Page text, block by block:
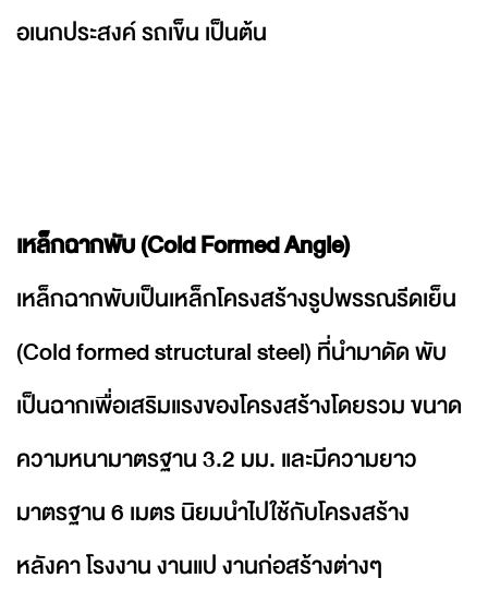
อเนกประสงค์ รถเข็น เป็นต้น
เหล็กฉากพับ (Cold Formed Angle)
เหล็กฉากพับเป็นเหล็กโครงสร้างรูปพรรณรีดเย็น
(Cold formed structural steel) ที่นำมาดัด พับ
เป็นฉากเพื่อเสริมแรงของโครงสร้างโดยรวม ขนาด
ความหนามาตรฐาน 3.2 มม. และมีความยาว
มาตรฐาน 6 เมตร นิยมนำไปใช้กับโครงสร้าง
หลังคา โรงงาน งานแป งานก่อสร้างต่างๆ